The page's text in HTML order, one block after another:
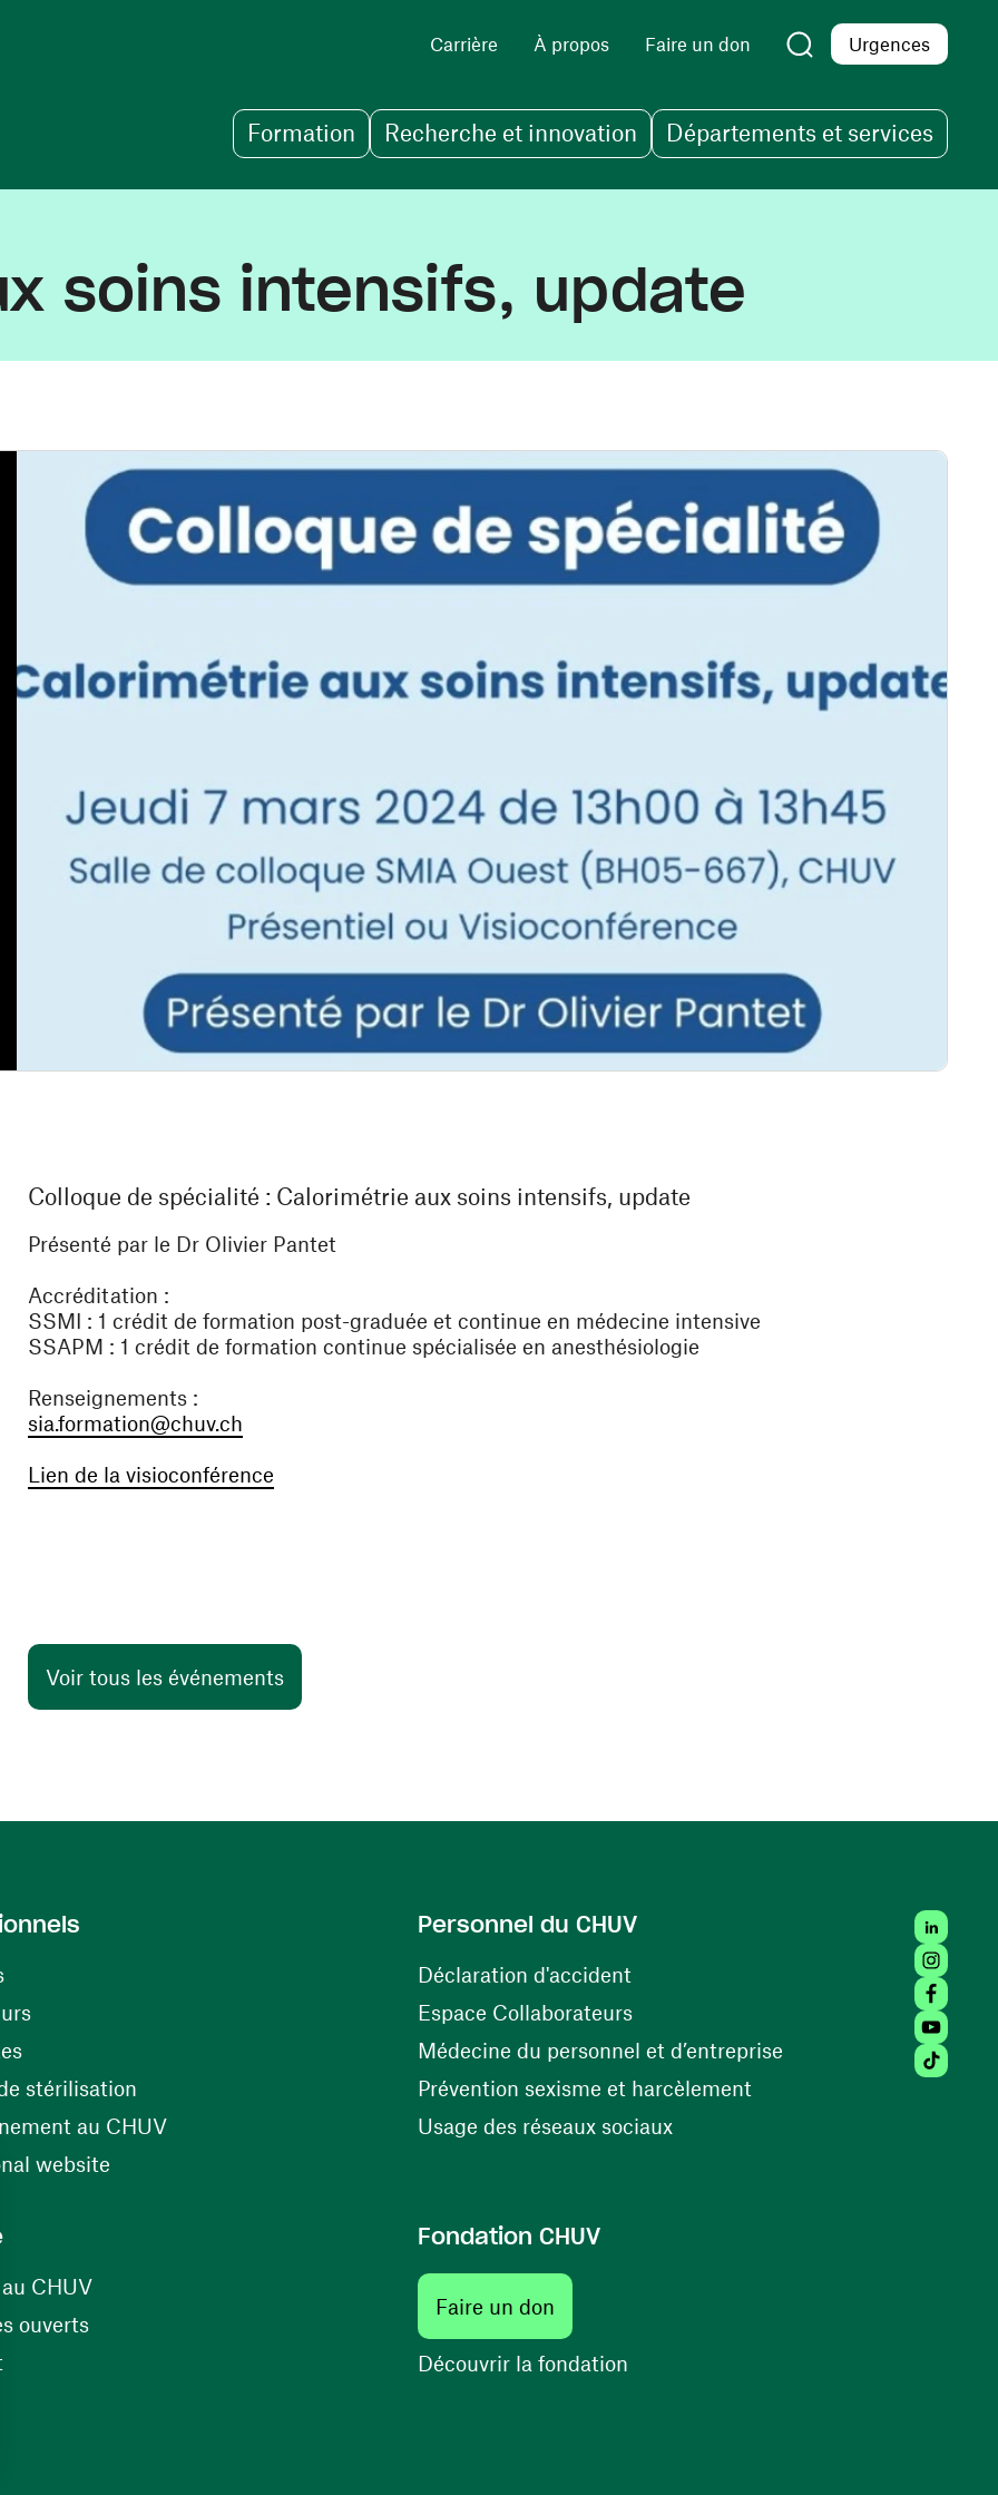
Carrière À propos Faire un don Urgences
Formation Recherche et innovation Départements et services
soins intensifs, update
Colloque de spécialité : Calorimétrie aux soins intensifs, update
Présenté par le Dr Olivier Pantet
Accréditation :
SSMI : 1 crédit de formation post-graduée et continue en médecine intensive
SSAPM : 1 crédit de formation continue spécialisée en anesthésiologie
Renseignements :
sia.formation@chuv.ch
Lien de la visioconférence
Voir tous les événements
(ouvre une nouvelle fenêtre)
stérilisation
au CHUV(ouvre une nouvelle fenêtre)
website
Personnel du CHUV
Déclaration d'accident(ouvre une nouvelle fenêtre)
Espace Collaborateurs(ouvre une nouvelle fenêtre)
Médecine du personnel et d’entreprise(ouvre une nouvelle
Prévention sexisme et harcèlement(ouvre une nouvelle
Usage des réseaux sociaux(ouvre une nouvelle fenêtre)
CHUV(ouvre une nouvelle fenêtre)
ouverts(ouvre une nouvelle fenêtre)
Fondation CHUV
Faire un don(ouvre une nouvelle fenêtre)
Découvrir la fondation(ouvre une nouvelle fenêtre)
Tiktok